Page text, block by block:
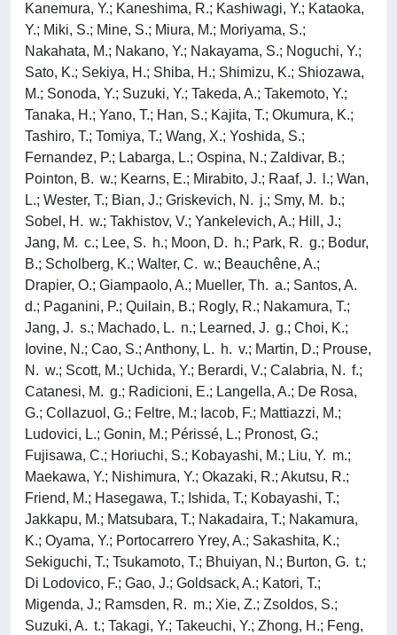
Kanemura, Y.; Kaneshima, R.; Kashiwagi, Y.; Kataoka,
Y.; Miki, S.; Mine, S.; Miura, M.; Moriyama, S.;
Nakahata, M.; Nakano, Y.; Nakayama, S.; Noguchi, Y.;
Sato, K.; Sekiya, H.; Shiba, H.; Shimizu, K.; Shiozawa,
M.; Sonoda, Y.; Suzuki, Y.; Takeda, A.; Takemoto, Y.;
Tanaka, H.; Yano, T.; Han, S.; Kajita, T.; Okumura, K.;
Tashiro, T.; Tomiya, T.; Wang, X.; Yoshida, S.;
Fernandez, P.; Labarga, L.; Ospina, N.; Zaldivar, B.;
Pointon, B. w.; Kearns, E.; Mirabito, J.; Raaf, J. l.; Wan,
L.; Wester, T.; Bian, J.; Griskevich, N. j.; Smy, M. b.;
Sobel, H. w.; Takhistov, V.; Yankelevich, A.; Hill, J.;
Jang, M. c.; Lee, S. h.; Moon, D. h.; Park, R. g.; Bodur,
B.; Scholberg, K.; Walter, C. w.; Beauchêne, A.;
Drapier, O.; Giampaolo, A.; Mueller, Th. a.; Santos, A.
d.; Paganini, P.; Quilain, B.; Rogly, R.; Nakamura, T.;
Jang, J. s.; Machado, L. n.; Learned, J. g.; Choi, K.;
Iovine, N.; Cao, S.; Anthony, L. h. v.; Martin, D.; Prouse,
N. w.; Scott, M.; Uchida, Y.; Berardi, V.; Calabria, N. f.;
Catanesi, M. g.; Radicioni, E.; Langella, A.; De Rosa,
G.; Collazuol, G.; Feltre, M.; Iacob, F.; Mattiazzi, M.;
Ludovici, L.; Gonin, M.; Périssé, L.; Pronost, G.;
Fujisawa, C.; Horiuchi, S.; Kobayashi, M.; Liu, Y. m.;
Maekawa, Y.; Nishimura, Y.; Okazaki, R.; Akutsu, R.;
Friend, M.; Hasegawa, T.; Ishida, T.; Kobayashi, T.;
Jakkapu, M.; Matsubara, T.; Nakadaira, T.; Nakamura,
K.; Oyama, Y.; Portocarrero Yrey, A.; Sakashita, K.;
Sekiguchi, T.; Tsukamoto, T.; Bhuiyan, N.; Burton, G. t.;
Di Lodovico, F.; Gao, J.; Goldsack, A.; Katori, T.;
Migenda, J.; Ramsden, R. m.; Xie, Z.; Zsoldos, S.;
Suzuki, A. t.; Takagi, Y.; Takeuchi, Y.; Zhong, H.; Feng,